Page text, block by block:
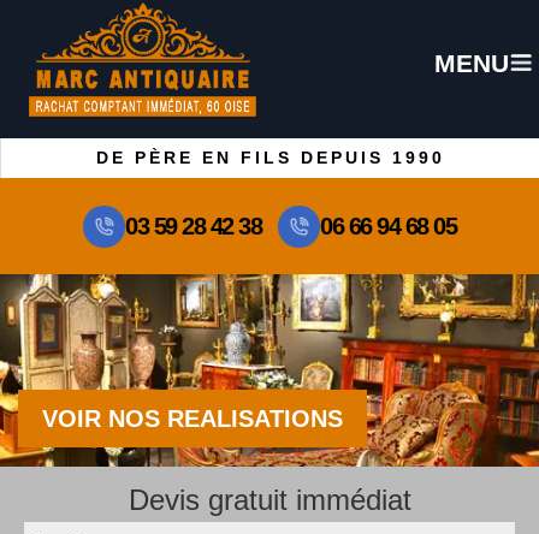
MENU
DE PÈRE EN FILS DEPUIS 1990
03 59 28 42 38 06 66 94 68 05
VOIR NOS REALISATIONS
Devis gratuit immédiat